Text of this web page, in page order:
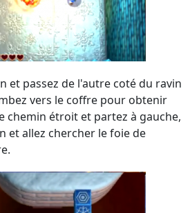
et passez de l'autre coté du ravin
vers le coffre pour obtenir
chemin étroit et partez à gauche,
et allez chercher le foie de